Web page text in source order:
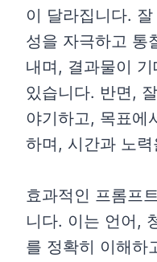
이 달라집니다.
성을 자극하고 통
내며, 결과물이
있습니다. 반면,
야기하고, 목표에
하며, 시간과 노
효과적인 프롬프
니다. 이는 언어,
를 정확히 이해하